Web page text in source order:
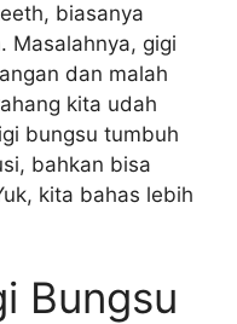
biasanya
Masalahnya, gigi
dan malah
kita udah
bungsu tumbuh
bahkan bisa
kita bahas lebih
Bungsu